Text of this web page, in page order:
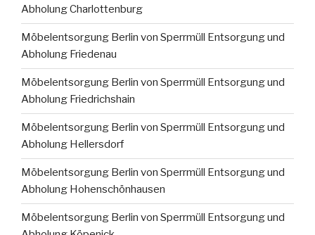
Abholung Charlottenburg
Möbelentsorgung Berlin von Sperrmüll Entsorgung und
Abholung Friedenau
Möbelentsorgung Berlin von Sperrmüll Entsorgung und
Abholung Friedrichshain
Möbelentsorgung Berlin von Sperrmüll Entsorgung und
Abholung Hellersdorf
Möbelentsorgung Berlin von Sperrmüll Entsorgung und
Abholung Hohenschönhausen
Möbelentsorgung Berlin von Sperrmüll Entsorgung und